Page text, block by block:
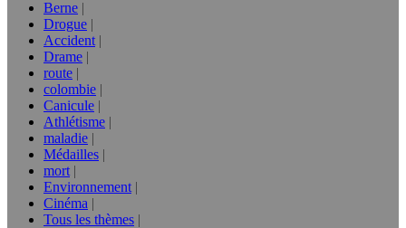
Berne
Drogue
Accident
Drame
route
colombie
Canicule
Athlétisme
maladie
Médailles
mort
Environnement
Cinéma
Tous les thèmes